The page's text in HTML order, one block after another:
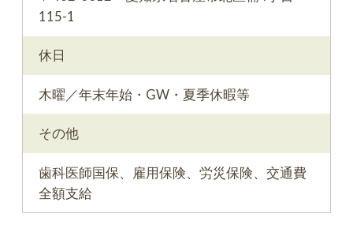
115-1
休日
木曜／年末年始・GW・夏季休暇等
その他
歯科医師国保、雇用保険、労災保険、交通費
全額支給